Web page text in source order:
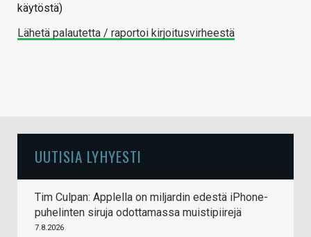
käytöstä)
Lähetä palautetta / raportoi kirjoitusvirheestä
UUTISIA LYHYESTI
Tim Culpan: Applella on miljardin edestä iPhone-
puhelinten siruja odottamassa muistipiirejä
7.8.2026